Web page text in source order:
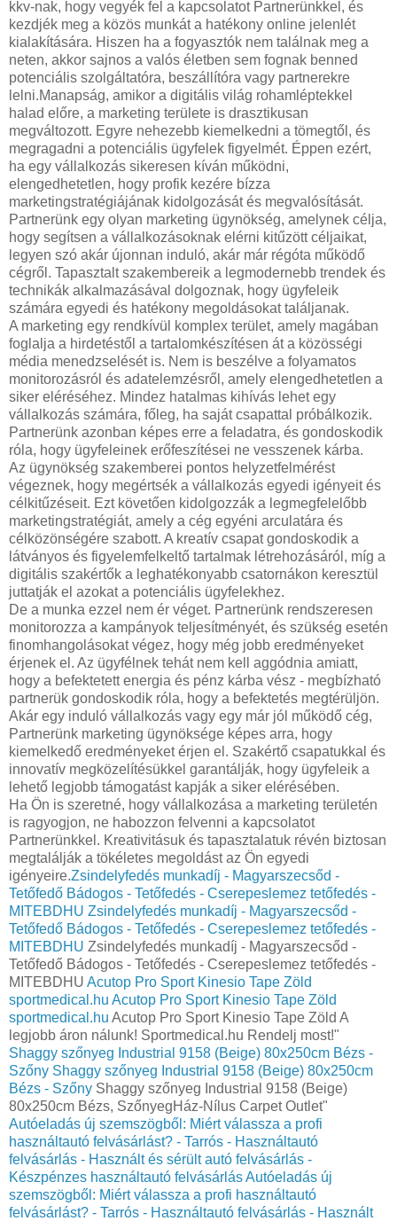
kkv-nak, hogy vegyék fel a kapcsolatot Partnerünkkel, és
kezdjék meg a közös munkát a hatékony online jelenlét
kialakítására. Hiszen ha a fogyasztók nem találnak meg a
neten, akkor sajnos a valós életben sem fognak benned
potenciális szolgáltatóra, beszállítóra vagy partnerekre
lelni.Manapság, amikor a digitális világ rohamléptekkel
halad előre, a marketing területe is drasztikusan
megváltozott. Egyre nehezebb kiemelkedni a tömegtől, és
megragadni a potenciális ügyfelek figyelmét. Éppen ezért,
ha egy vállalkozás sikeresen kíván működni,
elengedhetetlen, hogy profik kezére bízza
marketingstratégiájának kidolgozását és megvalósítását.
Partnerünk egy olyan marketing ügynökség, amelynek célja,
hogy segítsen a vállalkozásoknak elérni kitűzött céljaikat,
legyen szó akár újonnan induló, akár már régóta működő
cégről. Tapasztalt szakembereik a legmodernebb trendek és
technikák alkalmazásával dolgoznak, hogy ügyfeleik
számára egyedi és hatékony megoldásokat találjanak.
A marketing egy rendkívül komplex terület, amely magában
foglalja a hirdetéstől a tartalomkészítésen át a közösségi
média menedzselését is. Nem is beszélve a folyamatos
monitorozásról és adatelemzésről, amely elengedhetetlen a
siker eléréséhez. Mindez hatalmas kihívás lehet egy
vállalkozás számára, főleg, ha saját csapattal próbálkozik.
Partnerünk azonban képes erre a feladatra, és gondoskodik
róla, hogy ügyfeleinek erőfeszítései ne vesszenek kárba.
Az ügynökség szakemberei pontos helyzetfelmérést
végeznek, hogy megértsék a vállalkozás egyedi igényeit és
célkitűzéseit. Ezt követően kidolgozzák a legmegfelelőbb
marketingstratégiát, amely a cég egyéni arculatára és
célközönségére szabott. A kreatív csapat gondoskodik a
látványos és figyelemfelkeltő tartalmak létrehozásáról, míg a
digitális szakértők a leghatékonyabb csatornákon keresztül
juttatják el azokat a potenciális ügyfelekhez.
De a munka ezzel nem ér véget. Partnerünk rendszeresen
monitorozza a kampányok teljesítményét, és szükség esetén
finomhangolásokat végez, hogy még jobb eredményeket
érjenek el. Az ügyfélnek tehát nem kell aggódnia amiatt,
hogy a befektetett energia és pénz kárba vész - megbízható
partnerük gondoskodik róla, hogy a befektetés megtérüljön.
Akár egy induló vállalkozás vagy egy már jól működő cég,
Partnerünk marketing ügynöksége képes arra, hogy
kiemelkedő eredményeket érjen el. Szakértő csapatukkal és
innovatív megközelítésükkel garantálják, hogy ügyfeleik a
lehető legjobb támogatást kapják a siker elérésében.
Ha Ön is szeretné, hogy vállalkozása a marketing területén
is ragyogjon, ne habozzon felvenni a kapcsolatot
Partnerünkkel. Kreativitásuk és tapasztalatuk révén biztosan
megtalálják a tökéletes megoldást az Ön egyedi
igényeire.Zsindelyfedés munkadíj - Magyarszecsőd -
Tetőfedő Bádogos - Tetőfedés - Cserepeslemez tetőfedés -
MITEBDHU Zsindelyfedés munkadíj - Magyarszecsőd -
Tetőfedő Bádogos - Tetőfedés - Cserepeslemez tetőfedés -
MITEBDHU Zsindelyfedés munkadíj - Magyarszecsőd -
Tetőfedő Bádogos - Tetőfedés - Cserepeslemez tetőfedés -
MITEBDHU Acutop Pro Sport Kinesio Tape Zöld
sportmedical.hu Acutop Pro Sport Kinesio Tape Zöld
sportmedical.hu Acutop Pro Sport Kinesio Tape Zöld A
legjobb áron nálunk! Sportmedical.hu Rendelj most!"
Shaggy szőnyeg Industrial 9158 (Beige) 80x250cm Bézs -
Szőny Shaggy szőnyeg Industrial 9158 (Beige) 80x250cm
Bézs - Szőny Shaggy szőnyeg Industrial 9158 (Beige)
80x250cm Bézs, SzőnyegHáz-Nílus Carpet Outlet"
Autóeladás új szemszögből: Miért válassza a profi
használtautó felvásárlást? - Tarrós - Használtautó
felvásárlás - Használt és sérült autó felvásárlás -
Készpénzes használtautó felvásárlásAutóeladás új
szemszögből: Miért válassza a profi használtautó
felvásárlást? - Tarrós - Használtautó felvásárlás - Használt